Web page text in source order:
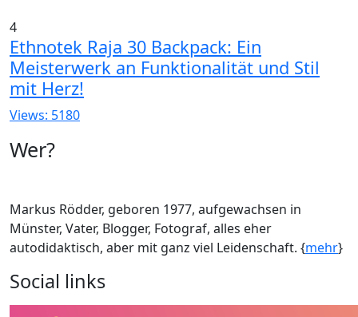
4
Ethnotek Raja 30 Backpack: Ein
Meisterwerk an Funktionalität und Stil
mit Herz!
Views: 5180
Wer?
Markus Rödder, geboren 1977, aufgewachsen in
Münster, Vater, Blogger, Fotograf, alles eher
autodidaktisch, aber mit ganz viel Leidenschaft. {mehr}
Social links